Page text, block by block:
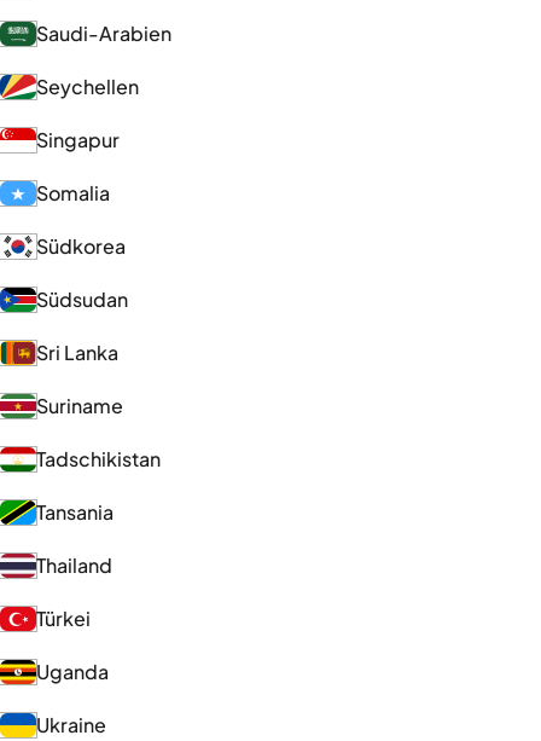
Saudi-Arabien
Seychellen
Singapur
Somalia
Südkorea
Südsudan
Sri Lanka
Suriname
Tadschikistan
Tansania
Thailand
Türkei
Uganda
Ukraine